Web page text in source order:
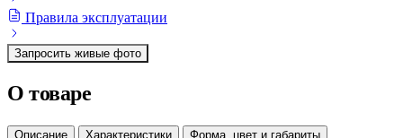
Правила эксплуатации
Запросить живые фото
О товаре
Описание Характеристики Форма, цвет и габариты